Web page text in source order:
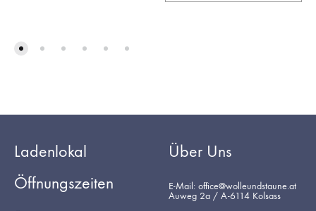
Ladenlokal
Öffnungszeiten
Über Uns
E-Mail: office@wolleundstaune.at
Auweg 2a / A-6114 Kolsass